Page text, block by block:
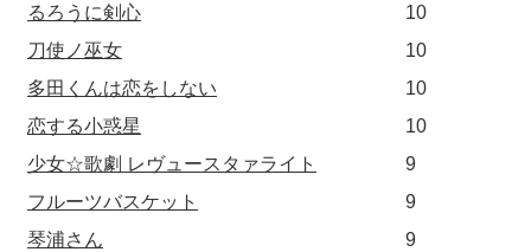
るろうに剣心
10
刀使ノ巫女
10
多田くんは恋をしない
10
恋する小惑星
10
少女☆歌劇 レヴュースタァライト
9
フルーツバスケット
9
琴浦さん
9